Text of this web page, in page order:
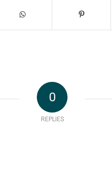
0
REPLIES